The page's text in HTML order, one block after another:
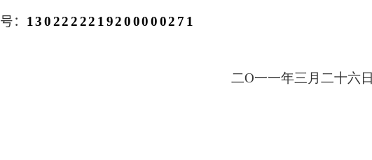
号： 1302222219200000271
二O一一年三月二十六日